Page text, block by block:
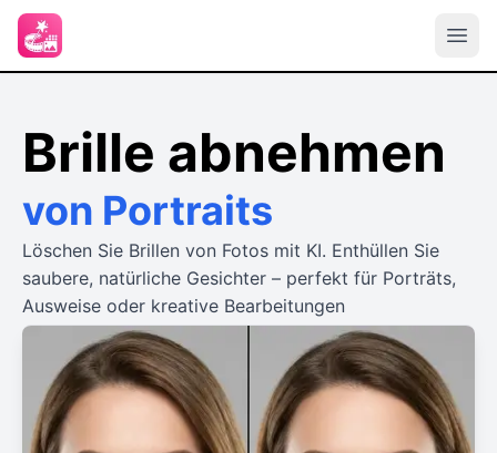
Brille abnehmen
von Portraits
Löschen Sie Brillen von Fotos mit KI. Enthüllen Sie
saubere, natürliche Gesichter – perfekt für Porträts,
Ausweise oder kreative Bearbeitungen